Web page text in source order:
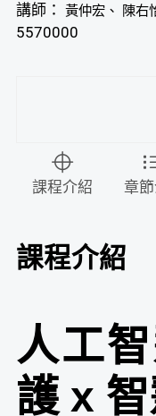
講師：黃仲宏、 陳右
5570000
課程介紹 章
課程介紹
人工
護 x